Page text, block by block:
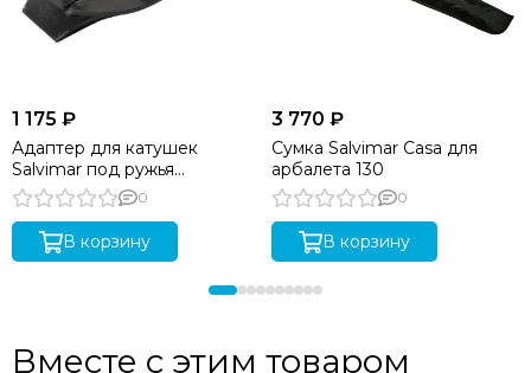
1 175 ₽
Адаптер для катушек
Salvimar под ружья
арбалеты Cressi
0
В корзину
3 770 ₽
Сумка Salvimar Casa для
арбалета 130
0
В корзину
Вместе с этим товаром